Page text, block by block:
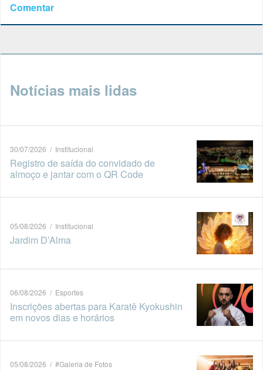
Comentar
Notícias mais lidas
30/07/2026 / Institucional
Registro de saída do convidado de
almoço e jantar com o QR Code
05/08/2026 / Institucional
Jardim D’Alma
06/08/2026 / Esportes
Inscrições abertas para Karatê Kyokushin
em novos dias e horários
05/08/2026 / #Galeria de Fotos